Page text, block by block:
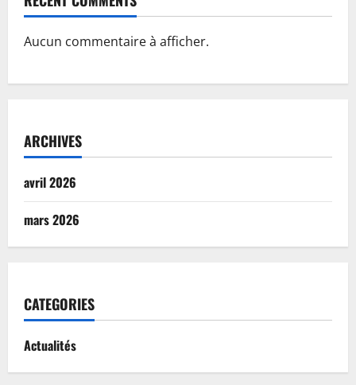
Aucun commentaire à afficher.
ARCHIVES
avril 2026
mars 2026
CATEGORIES
Actualités